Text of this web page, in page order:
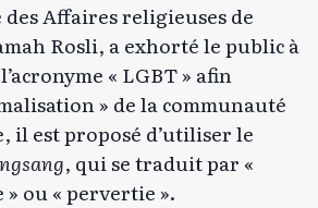
Affaires religieuses de
Rosli, a exhorté le public à
« LGBT » afin
» de la communauté
il est proposé d’utiliser le
, qui se traduit par «
ou « pervertie ».